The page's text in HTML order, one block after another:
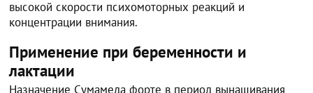
высокой скорости психомоторных реакций и
концентрации внимания.
Применение при беременности и
лактации
Назначение Сумамеда форте в период вынашивания